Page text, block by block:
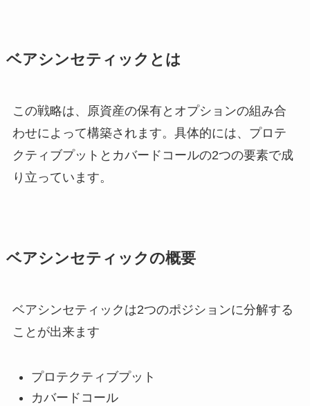
ベアシンセティックとは
この戦略は、原資産の保有とオプションの組み合
わせによって構築されます。具体的には、プロテ
クティブプットとカバードコールの2つの要素で成
り立っています。
ベアシンセティックの概要
ベアシンセティックは2つのポジションに分解する
ことが出来ます
プロテクティブプット
カバードコール